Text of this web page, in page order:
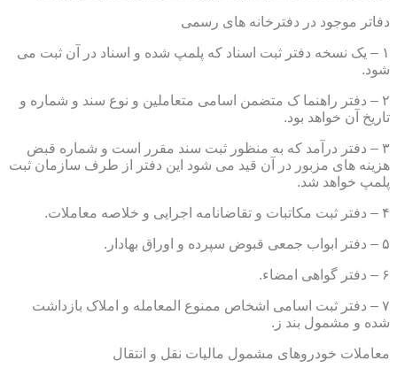
دفاتر موجود در دفترخانه های رسمی
۱ – یک نسخه دفتر ثبت اسناد که پلمپ شده و اسناد در آن ثبت می
شود.
۲ – دفتر راهنما ک متضمن اسامی متعاملین و نوع سند و شماره و
تاریخ آن خواهد بود.
۳ – دفتر درآمد که به منظور ثبت سند مقرر است و شماره قبض
هزینه های مزبور در آن قید می شود این دفتر از طرف سازمان ثبت
پلمپ خواهد شد.
۴ – دفتر ثبت مکاتبات و تقاضانامه اجرایی و خلاصه معاملات.
۵ – دفتر ابواب جمعی قبوض سپرده و اوراق بهادار.
۶ – دفتر گواهی امضاء.
۷ – دفتر ثبت اسامی اشخاص ممنوع المعامله و املاک بازداشت
شده و مشمول بند ز.
معاملات خودروهای مشمول مالیات نقل و انتقال